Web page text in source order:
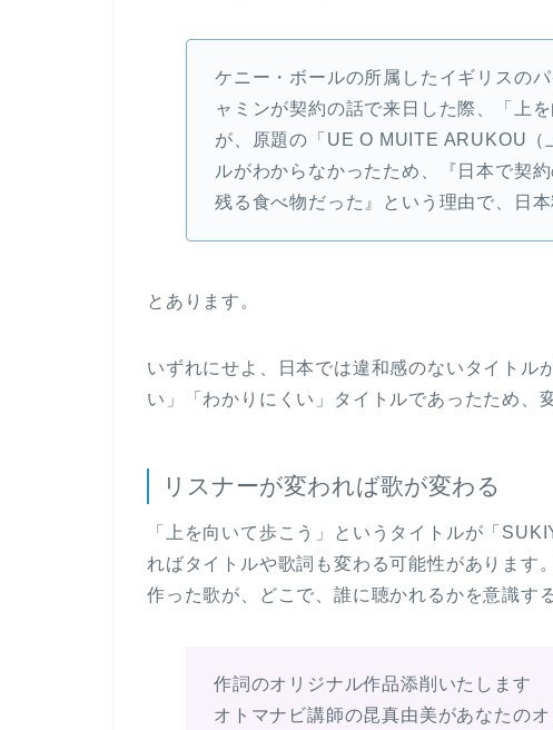
ケニー・ボールの所属したイギリスの
ャミンが契約の話で来日した際、「上
が、原題の「UE O MUITE ARUKOU（
ルがわからなかったため、『日本で契
残る食べ物だった』という理由で、日
とあります。
いずれにせよ、日本では違和感のないタイトル
い」「わかりにくい」タイトルであったため、
リスナーが変われば歌が変わる
「上を向いて歩こう」というタイトルが「
ればタイトルや歌詞も変わる可能性があります
作った歌が、どこで、誰に聴かれるかを意識す
作詞のオリジナル作品添削いたします
オトマナビ講師の昆真由美があなたの